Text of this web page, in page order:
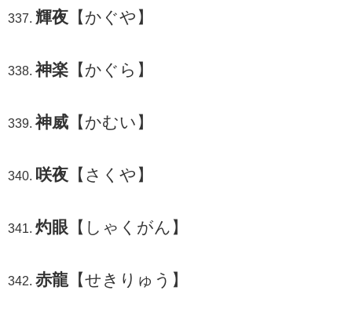
輝夜 【かぐや】
神楽 【かぐら】
神威 【かむい】
咲夜 【さくや】
灼眼 【しゃくがん】
赤龍 【せきりゅう】